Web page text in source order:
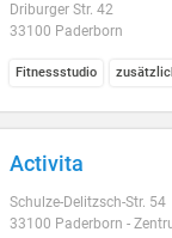
Driburger Str. 42
33100 Paderborn
Fitnessstudio
Activita
Schulze-Delitzsch-Str. 54
33100 Paderborn -